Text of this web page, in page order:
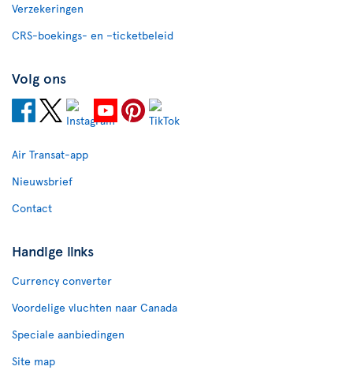
Verzekeringen
CRS-boekings- en –ticketbeleid
Volg ons
Air Transat-app
Nieuwsbrief
Contact
Handige links
Currency converter
Voordelige vluchten naar Canada
Speciale aanbiedingen
Site map